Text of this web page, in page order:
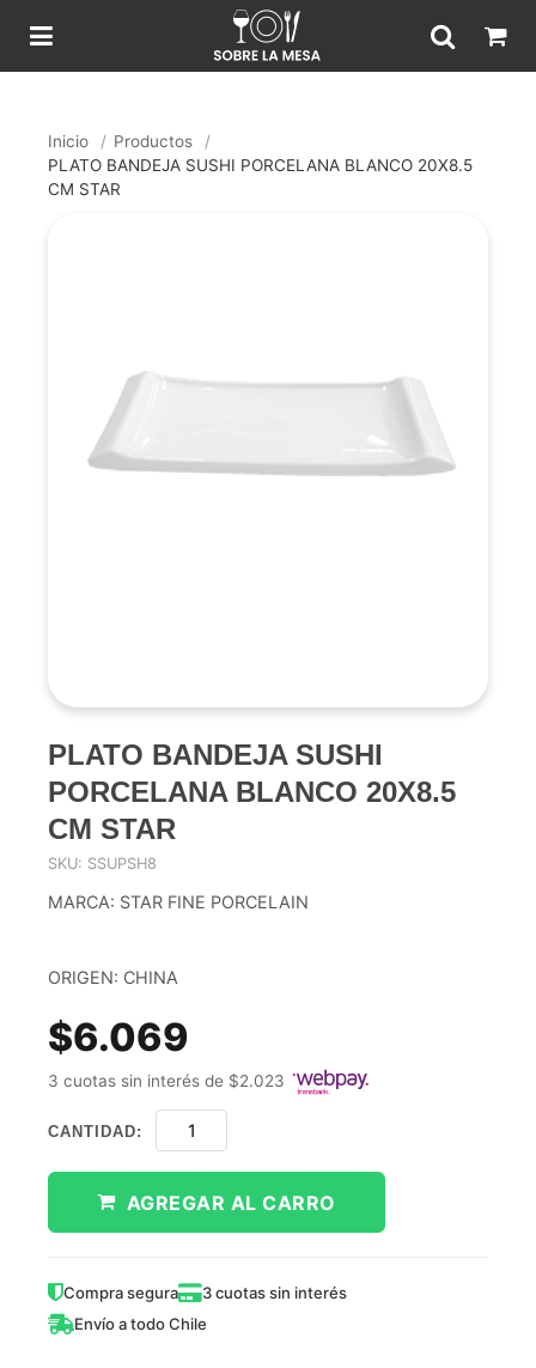
Inicio / Productos
/
PLATO BANDEJA SUSHI PORCELANA BLANCO 20X8.5
CM STAR
PLATO BANDEJA SUSHI
PORCELANA BLANCO 20X8.5
CM STAR
SKU: SSUPSH8
MARCA: STAR FINE PORCELAIN
ORIGEN: CHINA
$6.069
3 cuotas sin interés de $2.023
CANTIDAD:
AGREGAR AL CARRO
Compra segura
3 cuotas sin interés
Envío a todo Chile